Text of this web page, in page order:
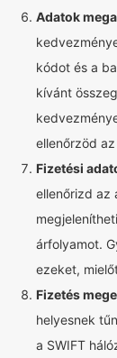
Adatok
kódot és a
kívánt
ellenőrzöd
Fizetési
ellenőrizd az
árfolyamot.
ezeket,
Fizetés
helyesnek
a SWIFT